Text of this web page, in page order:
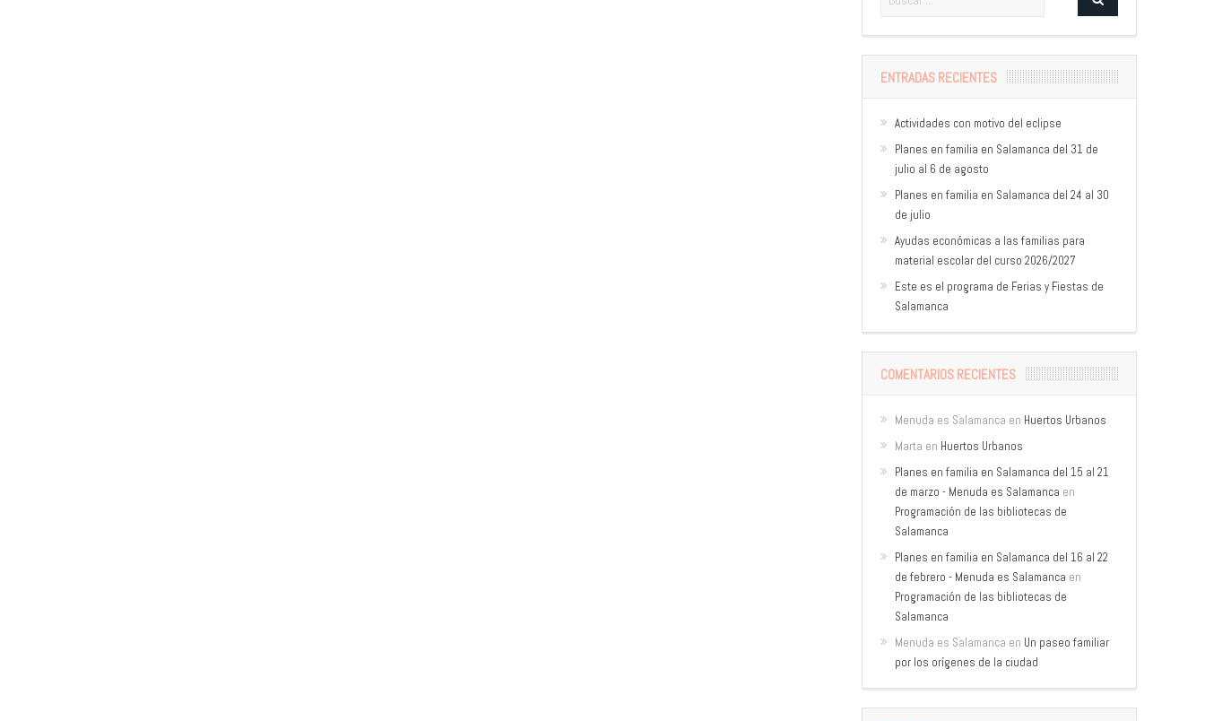
ENTRADAS RECIENTES
Actividades con motivo del eclipse
Planes en familia en Salamanca del 31 de
julio al 6 de agosto
Planes en familia en Salamanca del 24 al 30
de julio
Ayudas económicas a las familias para
material escolar del curso 2026/2027
Este es el programa de Ferias y Fiestas de
Salamanca
COMENTARIOS RECIENTES
Menuda es Salamanca en Huertos Urbanos
Marta en Huertos Urbanos
Planes en familia en Salamanca del 15 al 21
de marzo - Menuda es Salamanca en
Programación de las bibliotecas de
Salamanca
Planes en familia en Salamanca del 16 al 22
de febrero - Menuda es Salamanca en
Programación de las bibliotecas de
Salamanca
Menuda es Salamanca en Un paseo familiar
por los orígenes de la ciudad